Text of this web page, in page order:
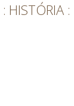
HISTÓRIA